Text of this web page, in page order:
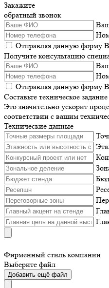
Закажите
обратный звонок
Отправляя данную форму
Получите консультацию
Отправляя данную форму
Составьте техническое
Это значительно ускорит
соответствии с вашим
Технические данные
Фирменный стиль компании
Выберите файл
Добавить ещё файл